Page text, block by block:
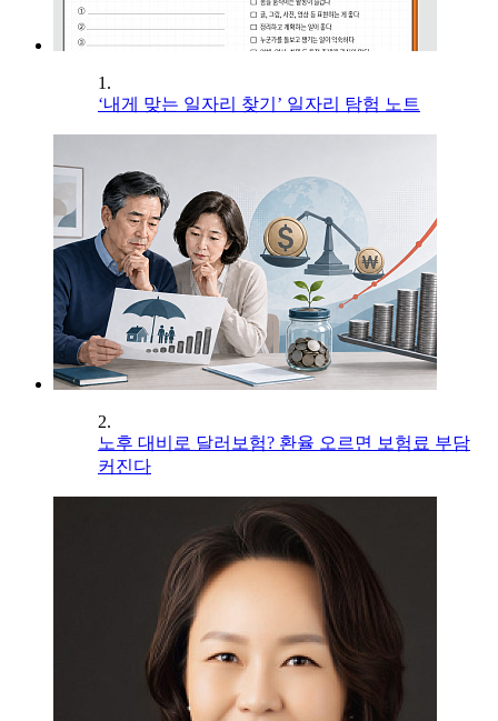
1.
‘내게 맞는 일자리 찾기’ 일자리 탐험 노트
2.
노후 대비로 달러보험? 환율 오르면 보험료 부담
커진다